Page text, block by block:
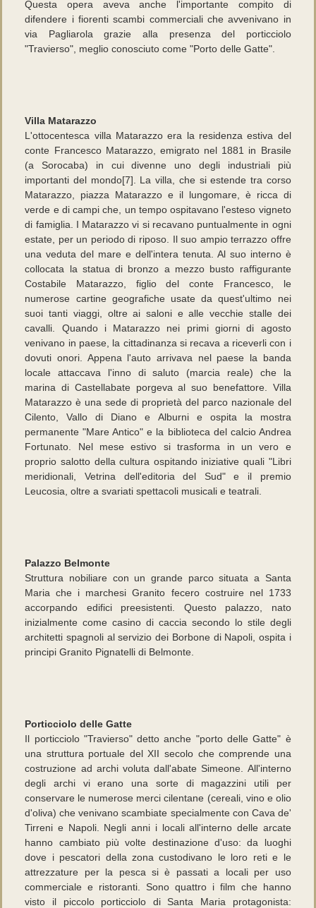
Questa opera aveva anche l'importante compito di
difendere i fiorenti scambi commerciali che avvenivano in
via Pagliarola grazie alla presenza del porticciolo
"Travierso", meglio conosciuto come "Porto delle Gatte".
Villa Matarazzo
L'ottocentesca villa Matarazzo era la residenza estiva del
conte Francesco Matarazzo, emigrato nel 1881 in Brasile
(a Sorocaba) in cui divenne uno degli industriali più
importanti del mondo[7]. La villa, che si estende tra corso
Matarazzo, piazza Matarazzo e il lungomare, è ricca di
verde e di campi che, un tempo ospitavano l'esteso vigneto
di famiglia. I Matarazzo vi si recavano puntualmente in ogni
estate, per un periodo di riposo. Il suo ampio terrazzo offre
una veduta del mare e dell'intera tenuta. Al suo interno è
collocata la statua di bronzo a mezzo busto raffigurante
Costabile Matarazzo, figlio del conte Francesco, le
numerose cartine geografiche usate da quest'ultimo nei
suoi tanti viaggi, oltre ai saloni e alle vecchie stalle dei
cavalli. Quando i Matarazzo nei primi giorni di agosto
venivano in paese, la cittadinanza si recava a riceverli con i
dovuti onori. Appena l'auto arrivava nel paese la banda
locale attaccava l'inno di saluto (marcia reale) che la
marina di Castellabate porgeva al suo benefattore. Villa
Matarazzo è una sede di proprietà del parco nazionale del
Cilento, Vallo di Diano e Alburni e ospita la mostra
permanente "Mare Antico" e la biblioteca del calcio Andrea
Fortunato. Nel mese estivo si trasforma in un vero e
proprio salotto della cultura ospitando iniziative quali "Libri
meridionali, Vetrina dell'editoria del Sud" e il premio
Leucosia, oltre a svariati spettacoli musicali e teatrali.
Palazzo Belmonte
Struttura nobiliare con un grande parco situata a Santa
Maria che i marchesi Granito fecero costruire nel 1733
accorpando edifici preesistenti. Questo palazzo, nato
inizialmente come casino di caccia secondo lo stile degli
architetti spagnoli al servizio dei Borbone di Napoli, ospita i
principi Granito Pignatelli di Belmonte.
Porticciolo delle Gatte
Il porticciolo "Travierso" detto anche "porto delle Gatte" è
una struttura portuale del XII secolo che comprende una
costruzione ad archi voluta dall'abate Simeone. All'interno
degli archi vi erano una sorte di magazzini utili per
conservare le numerose merci cilentane (cereali, vino e olio
d'oliva) che venivano scambiate specialmente con Cava de'
Tirreni e Napoli. Negli anni i locali all'interno delle arcate
hanno cambiato più volte destinazione d'uso: da luoghi
dove i pescatori della zona custodivano le loro reti e le
attrezzature per la pesca si è passati a locali per uso
commerciale e ristoranti. Sono quattro i film che hanno
visto il piccolo porticciolo di Santa Maria protagonista: